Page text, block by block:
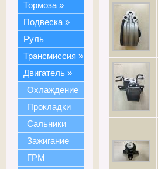
Тормоза »
Подвеска »
Руль
Трансмиссия »
Двигатель »
Охлаждение
Прокладки
Сальники
Зажигание
ГРМ